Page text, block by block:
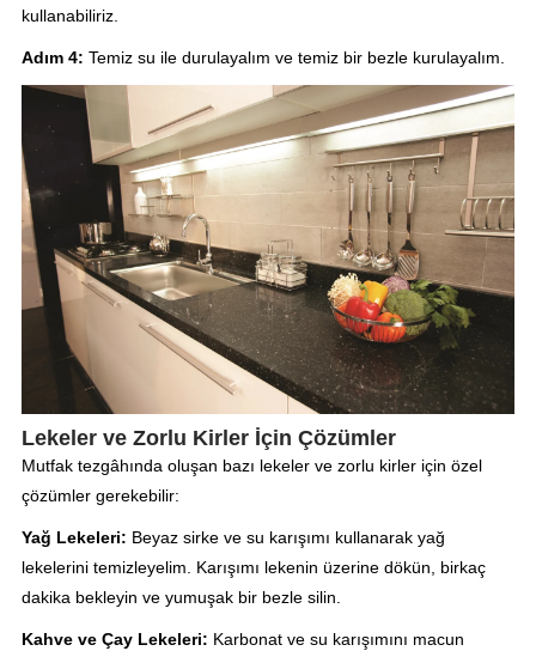
kullanabiliriz.
Adım 4: Temiz su ile durulayalım ve temiz bir bezle kurulayalım.
Lekeler ve Zorlu Kirler İçin Çözümler
Mutfak tezgâhında oluşan bazı lekeler ve zorlu kirler için özel
çözümler gerekebilir:
Yağ Lekeleri: Beyaz sirke ve su karışımı kullanarak yağ
lekelerini temizleyelim. Karışımı lekenin üzerine dökün, birkaç
dakika bekleyin ve yumuşak bir bezle silin.
Kahve ve Çay Lekeleri: Karbonat ve su karışımını macun